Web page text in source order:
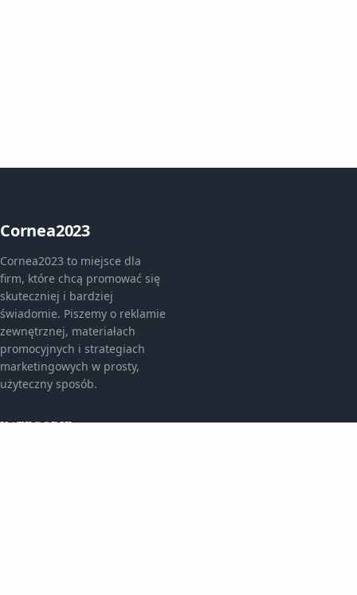
Cornea2023
Cornea2023 to miejsce dla
firm, które chcą promować się
skuteczniej i bardziej
świadomie. Piszemy o reklamie
zewnętrznej, materiałach
promocyjnych i strategiach
marketingowych w prosty,
użyteczny sposób.
KATEGORIE